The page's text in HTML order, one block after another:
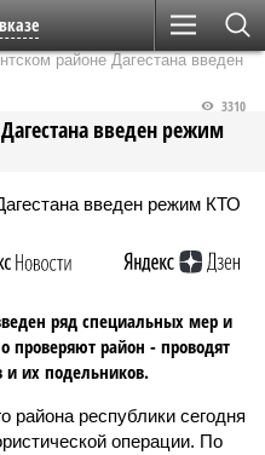
районе Дагестана введен
введен режим
3310
ряд специальных мер и
проверяют район - проводят
и их подельников.
района республики сегодня
операции. По